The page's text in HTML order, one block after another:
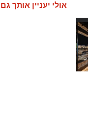
לשלל פעילויות עם
שלוה:
הנרקם ביניהם ובין
עם מכבי תנועה
מכבי תנועה עולמית
אולי יעניין אותך גם